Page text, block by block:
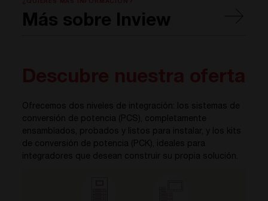
Más sobre Inview
Ofrecemos dos niveles de integración: los sistemas de
conversión de potencia (PCS), completamente
ensamblados, probados y listos para instalar, y los kits
de conversión de potencia (PCK), ideales para
integradores que desean construir su propia solución.